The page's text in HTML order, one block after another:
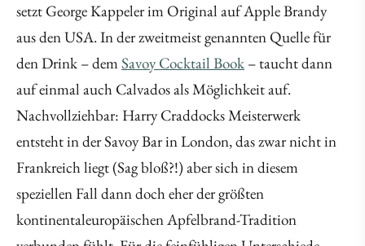
setzt George Kappeler im Original auf Apple Brandy
aus den USA. In der zweitmeist genannten Quelle für
den Drink – demSavoy Cocktail Book – taucht dann
auf einmal auch Calvados als Möglichkeit auf.
Nachvollziehbar: Harry Craddocks Meisterwerk
entsteht in der Savoy Bar in London, das zwar nicht in
Frankreich liegt (Sag bloß?!) aber sich in diesem
speziellen Fall dann doch eher der größten
kontinentaleuropäischen Apfelbrand-Tradition